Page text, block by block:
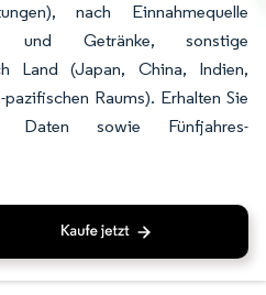
nach Einnahmequelle
und Getränke, sonstige
Land (Japan, China, Indien,
Raums). Erhalten Sie
sowie Fünfjahres-